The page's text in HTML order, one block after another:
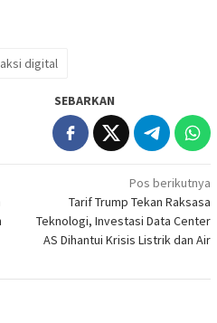
digital
SEBARKAN
Pos berikutnya
Tarif Trump Tekan Raksasa
Teknologi, Investasi Data Center
AS Dihantui Krisis Listrik dan Air